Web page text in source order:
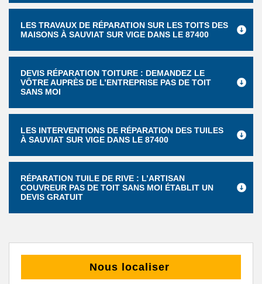
LES TRAVAUX DE RÉPARATION SUR LES TOITS DES
MAISONS À SAUVIAT SUR VIGE DANS LE 87400
DEVIS RÉPARATION TOITURE : DEMANDEZ LE
VÔTRE AUPRÈS DE L’ENTREPRISE PAS DE TOIT
SANS MOI
LES INTERVENTIONS DE RÉPARATION DES TUILES
À SAUVIAT SUR VIGE DANS LE 87400
RÉPARATION TUILE DE RIVE : L’ARTISAN
COUVREUR PAS DE TOIT SANS MOI ÉTABLIT UN
DEVIS GRATUIT
Nous localiser